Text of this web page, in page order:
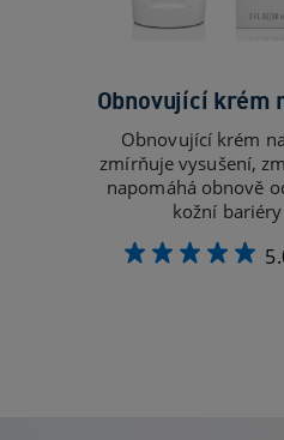
Obnovující krém
Obnovující krém
zmírňuje vysušení,
napomáhá obnově
kožní bariéry